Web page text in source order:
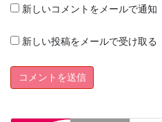
新しいコメントをメールで通知
新しい投稿をメールで受け取る